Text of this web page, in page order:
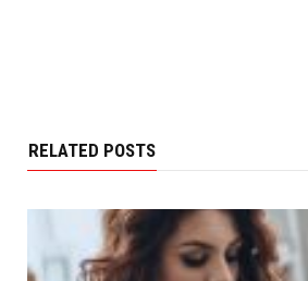
RELATED POSTS